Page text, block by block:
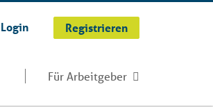
Login Registrieren
Für Arbeitgeber